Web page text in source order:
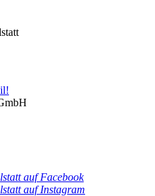
auf Facebook
auf Instagram